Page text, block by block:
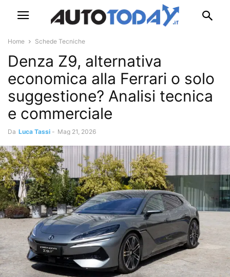
Home Schede Tecniche
Denza Z9, alternativa
economica alla Ferrari o solo
suggestione? Analisi tecnica
e commerciale
Da Luca Tassi - Mag 21, 2026